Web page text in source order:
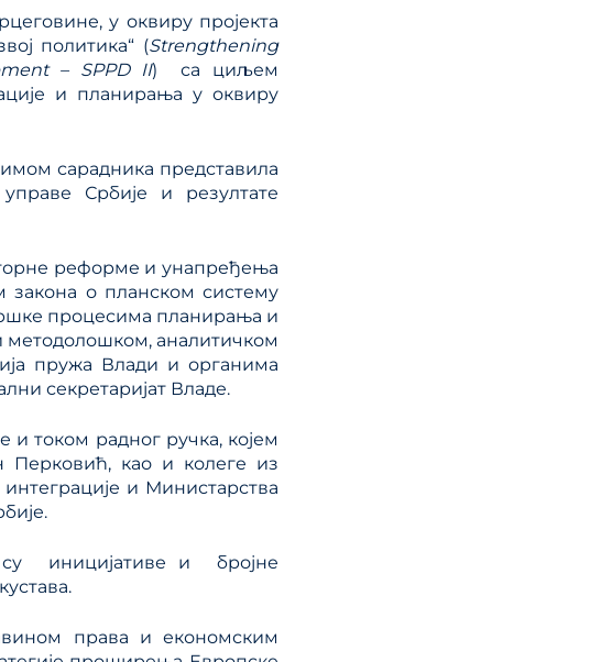
у оквиру пројекта
политика“ (Strengthening
– SPPD II) са циљем
и планирања у оквиру
сарадника представила
Србије и резултате
реформе и унапређења
закона о планском систему
процесима планирања и
методолошком, аналитичком
пружа Влади и органима
секретаријат Владе.
и током радног ручка, којем
Перковић, као и колеге из
и Министарства
су иницијативе и бројне
права и економским